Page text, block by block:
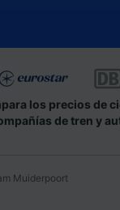
los precios de
de tren y
Muiderpoort